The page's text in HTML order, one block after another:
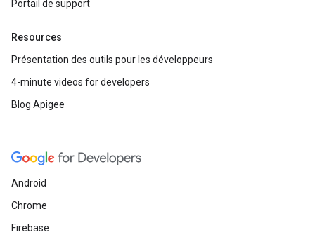
Portail de support
Resources
Présentation des outils pour les développeurs
4-minute videos for developers
Blog Apigee
Android
Chrome
Firebase